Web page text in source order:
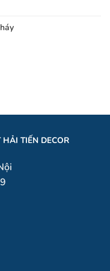
TIẾN DECOR